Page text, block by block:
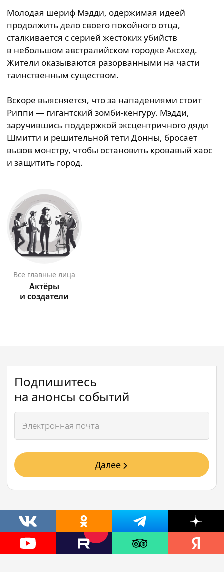
Молодая шериф Мэдди, одержимая идеей
продолжить дело своего покойного отца,
сталкивается с серией жестоких убийств
в небольшом австралийском городке Аксхед.
Жители оказываются разорванными на части
таинственным существом.
Вскоре выясняется, что за нападениями стоит
Риппи — гигантский зомби-кенгуру. Мэдди,
заручившись поддержкой эксцентричного дяди
Шмитти и решительной тёти Донны, бросает
вызов монстру, чтобы остановить кровавый хаос
и защитить город.
Все главные лица
Актёры
и создатели
Подпишитесь
на анонсы событий
Далее